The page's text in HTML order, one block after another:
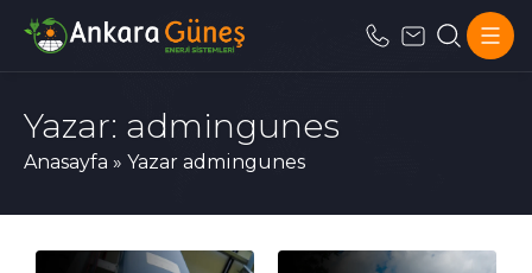
Yazar: admingunes
Anasayfa » Yazar admingunes